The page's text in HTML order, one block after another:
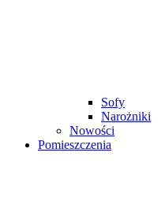
Sofy
Narożniki
Nowości
Pomieszczenia